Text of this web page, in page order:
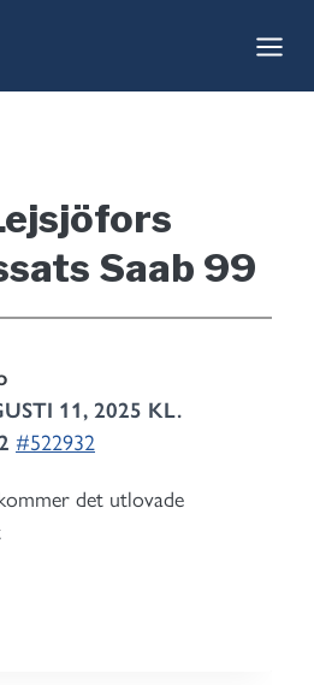
Saab 99
11, 2025 KL.
#522932
det utlovade